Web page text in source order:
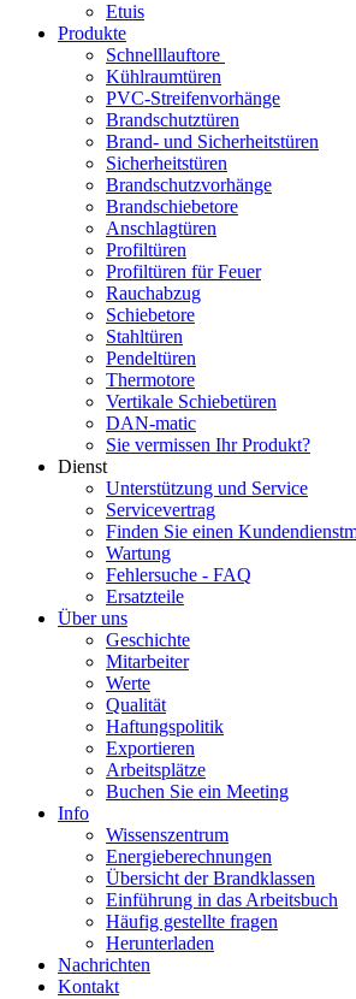
Etuis
Produkte
Schnelllauftore
Kühlraumtüren
PVC-Streifenvorhänge
Brandschutztüren
Brand- und Sicherheitstüren
Sicherheitstüren
Brandschutzvorhänge
Brandschiebetore
Anschlagtüren
Profiltüren
Profiltüren für Feuer
Rauchabzug
Schiebetore
Stahltüren
Pendeltüren
Thermotore
Vertikale Schiebetüren
DAN-matic
Sie vermissen Ihr Produkt?
Dienst
Unterstützung und Service
Servicevertrag
Finden Sie einen
Wartung
Fehlersuche - FAQ
Ersatzteile
Über uns
Geschichte
Mitarbeiter
Werte
Qualität
Haftungspolitik
Exportieren
Arbeitsplätze
Buchen Sie ein Meeting
Info
Wissenszentrum
Energieberechnungen
Übersicht der Brandklassen
Einführung in das Arbeitsbuch
Häufig gestellte fragen
Herunterladen
Nachrichten
Kontakt